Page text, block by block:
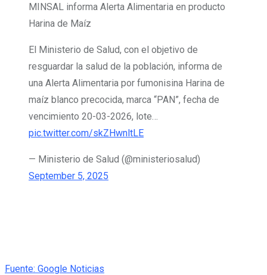
MINSAL informa Alerta Alimentaria en producto
Harina de Maíz
El Ministerio de Salud, con el objetivo de
resguardar la salud de la población, informa de
una Alerta Alimentaria por fumonisina Harina de
maíz blanco precocida, marca “PAN”, fecha de
vencimiento 20-03-2026, lote…
pic.twitter.com/skZHwnltLE
— Ministerio de Salud (@ministeriosalud)
September 5, 2025
Fuente: Google Noticias